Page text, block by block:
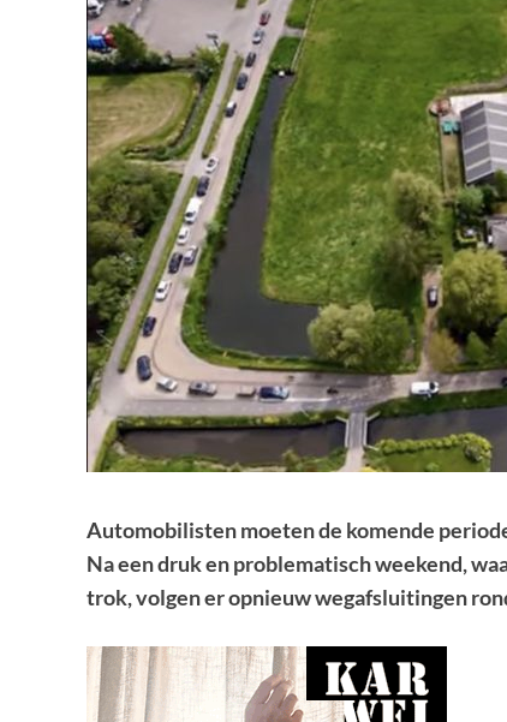
Automobilisten moeten de komende
Na een druk en problematisch weekend,
trok, volgen er opnieuw wegafsluitingen